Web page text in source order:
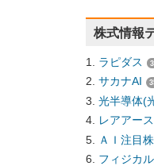
株式情報
ラピダス
サカナAI
光半導体(
レアアース
ＡＩ注目株
フィジカ